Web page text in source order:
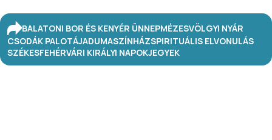
BALATONI BOR ÉS KENYÉR ÜNNEPMÉZESVÖLGYI NYÁR
CSODÁK PALOTÁJADUMASZÍNHÁZSPIRITUÁLIS ELVONULÁS
SZÉKESFEHÉRVÁRI KIRÁLYI NAPOKJEGYEK